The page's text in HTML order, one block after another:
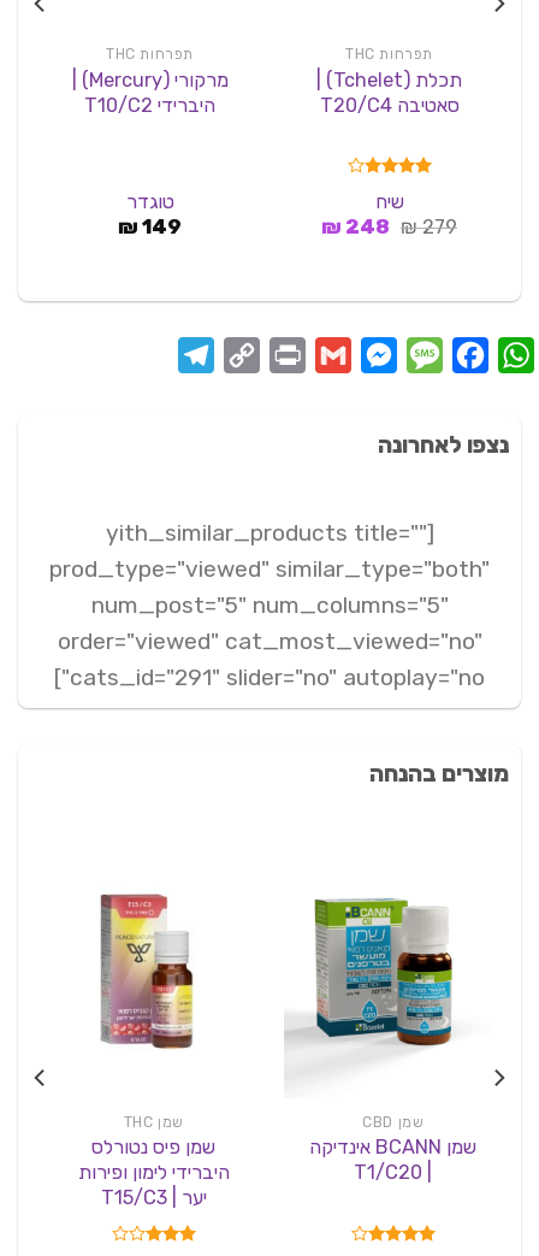
תפרחות THC
תכלת (Tchelet) |
סאטיבה T20/C4
מתוך 5
שיח
279
₪ המחיר
248
₪המחיר
תפרחות THC
מרקורי (Mercury) |
היברידי T10/C2
טוגדר
149
₪
WhatsApp
Facebook
Message
Messenger
Gmail
Print
Copy
Telegram
נצפו לאחרונה
[yith_similar_products title=""
prod_type="viewed" similar_type="both"
num_post="5" num_columns="5"
order="viewed" cat_most_viewed="no"
cats_id="291" slider="no" autoplay="no"]
מוצרים בהנחה
שמן CBD
שמן BCANN אינדיקה
שמן THC
שמן פיס נטורלס
היברידי לימון ופירות
יער | T15/C3